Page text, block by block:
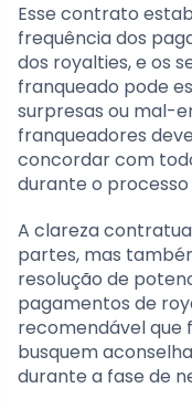
Esse contrato
frequência dos
dos royalties, e os
franqueado pode
surpresas ou mal-
franqueadores
concordar com
durante o
A clareza
partes, mas
resolução de
pagamentos de
recomendável que
busquem
durante a fase de